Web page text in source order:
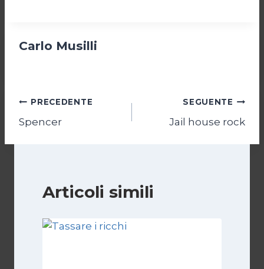
Carlo Musilli
Navigazione
articoli
PRECEDENTE
Spencer
SEGUENTE
Jail house rock
Articoli simili